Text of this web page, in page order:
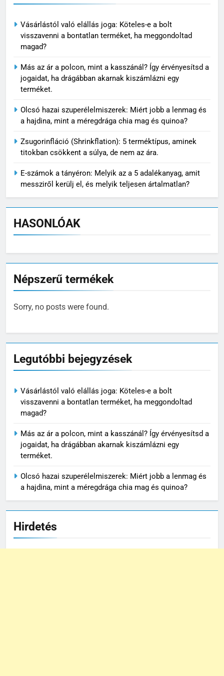
Vásárlástól való elállás joga: Köteles-e a bolt
visszavenni a bontatlan terméket, ha meggondoltad
magad?
Más az ár a polcon, mint a kasszánál? Így érvényesítsd a
jogaidat, ha drágábban akarnak kiszámlázni egy
terméket.
Olcsó hazai szuperélelmiszerek: Miért jobb a lenmag és
a hajdina, mint a méregdrága chia mag és quinoa?
Zsugorinfláció (Shrinkflation): 5 terméktípus, aminek
titokban csökkent a súlya, de nem az ára.
E-számok a tányéron: Melyik az a 5 adalékanyag, amit
messziről kerülj el, és melyik teljesen ártalmatlan?
HASONLÓAK
Népszerű termékek
Sorry, no posts were found.
Legutóbbi bejegyzések
Vásárlástól való elállás joga: Köteles-e a bolt
visszavenni a bontatlan terméket, ha meggondoltad
magad?
Más az ár a polcon, mint a kasszánál? Így érvényesítsd a
jogaidat, ha drágábban akarnak kiszámlázni egy
terméket.
Olcsó hazai szuperélelmiszerek: Miért jobb a lenmag és
a hajdina, mint a méregdrága chia mag és quinoa?
Hirdetés